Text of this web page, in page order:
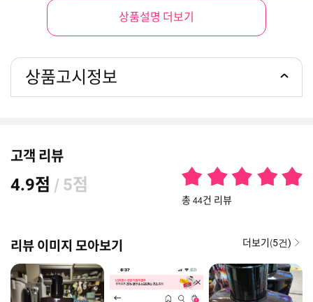
상품설명 더보기
상품고시정보
고객 리뷰
4.9점 / 5점
총 44건 리뷰
리뷰 이미지 모아보기 더보기(5건)